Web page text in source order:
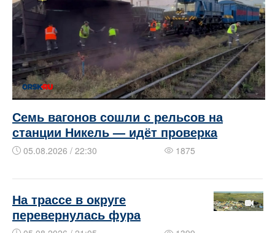
Семь вагонов сошли с рельсов на
станции Никель — идёт проверка
05.08.2026 / 22:30 1875
На трассе в округе
перевернулась фура